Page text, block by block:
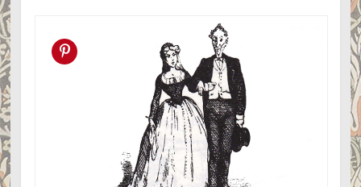
Pin this!